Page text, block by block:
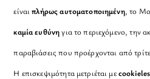
είναιπλήρως αυτοματοποιημένη, το
καμία ευθύνηγια το περιεχόμενο, την
παραβιάσεις που προέρχονται από
Η επισκεψιμότητα μετριέται με